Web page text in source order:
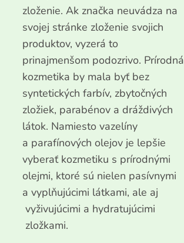
zloženie. Ak značka neuvádza na
svojej stránke zloženie svojich
produktov, vyzerá to
prinajmenšom podozrivo. Prírodná
kozmetika by mala byť bez
syntetických farbív, zbytočných
zložiek, parabénov a dráždivých
látok. Namiesto vazelíny
a parafínových olejov je lepšie
vyberať kozmetiku s prírodnými
olejmi, ktoré sú nielen pasívnymi
a vyplňujúcimi látkami, ale aj
vyživujúcimi a hydratujúcimi
zložkami.